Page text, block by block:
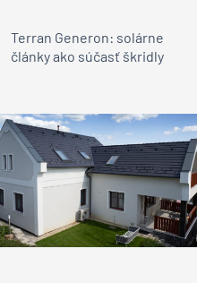
Terran Generon: solárne
články ako súčasť škridly